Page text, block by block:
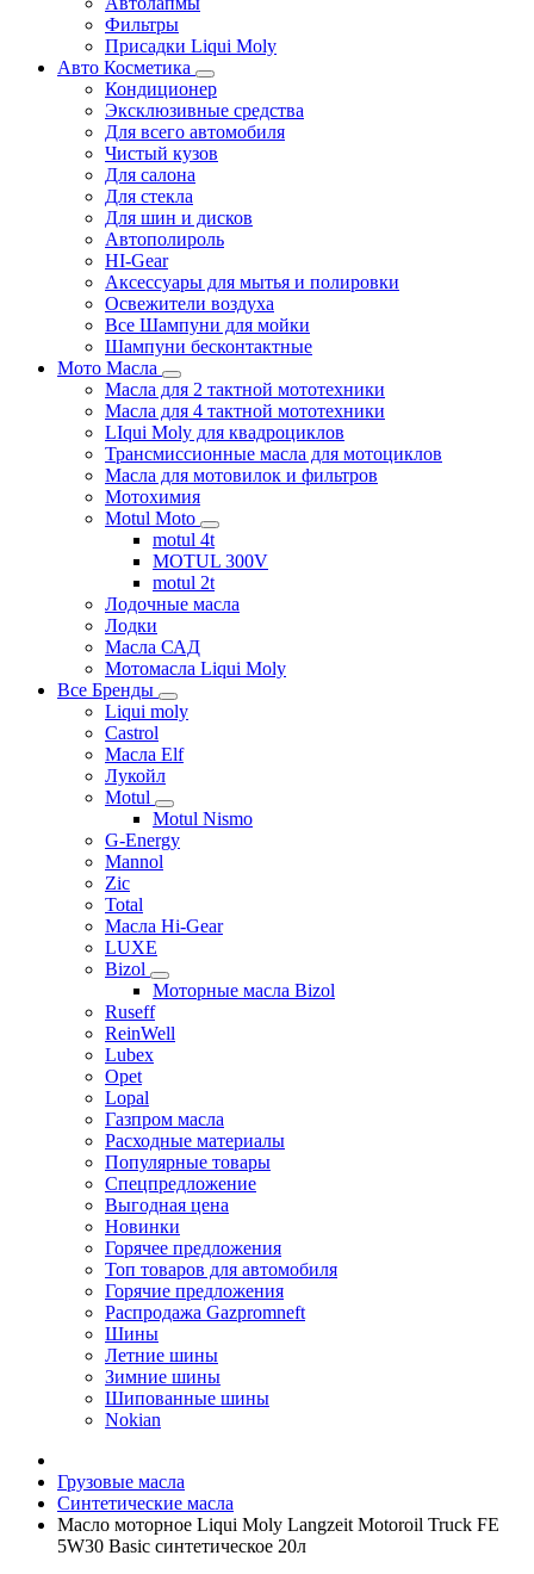
Фильтры
Присадки Liqui Moly
Авто Косметика
Кондиционер
Эксклюзивные средства
Для всего автомобиля
Чистый кузов
Для салона
Для стекла
Для шин и дисков
Автополироль
HI-Gear
Аксессуары для мытья и полировки
Освежители воздуха
Все Шампуни для мойки
Шампуни бесконтактные
Мото Масла
Масла для 2 тактной мототехники
Масла для 4 тактной мототехники
LIqui Moly для квадроциклов
Трансмиссионные масла для мотоциклов
Масла для мотовилок и фильтров
Мотохимия
Motul Moto
motul 4t
MOTUL 300V
motul 2t
Лодочные масла
Лодки
Масла САД
Мотомасла Liqui Moly
Все Бренды
Liqui moly
Castrol
Масла Elf
Лукойл
Motul
Motul Nismo
G-Energy
Mannol
Zic
Total
Масла Hi-Gear
LUXE
Bizol
Моторные масла Bizol
Ruseff
ReinWell
Lubex
Opet
Lopal
Газпром масла
Расходные материалы
Популярные товары
Спецпредложение
Выгодная цена
Новинки
Горячее предложения
Топ товаров для автомобиля
Горячие предложения
Распродажа Gazpromneft
Шины
Летние шины
Зимние шины
Шипованные шины
Nokian
Грузовые масла
Синтетические масла
Масло моторное Liqui Moly Langzeit Motoroil Truck FE
5W30 Basic синтетическое 20л